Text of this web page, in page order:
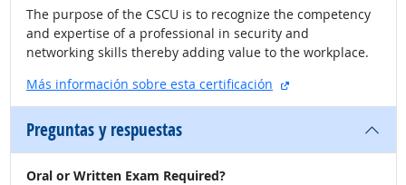
The purpose of the CSCU is to recognize the competency
and expertise of a professional in security and
networking skills thereby adding value to the workplace.
Más información sobre esta certificación
sitio externo
Preguntas y respuestas
Oral or Written Exam Required?